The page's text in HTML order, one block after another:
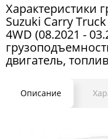
Характеристики
Suzuki Carry
4WD (08.2021 -
двигатель,
Описание